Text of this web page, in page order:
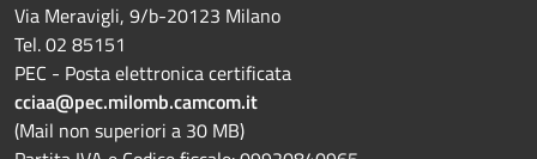
Via Meravigli, 9/b-20123 Milano
Tel. 02 85151
PEC - Posta elettronica certificata
cciaa@pec.milomb.camcom.it
(Mail non superiori a 30 MB)